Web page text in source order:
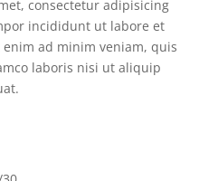
consectetur adipisicing
incididunt ut labore et
ad minim veniam, quis
laboris nisi ut aliquip